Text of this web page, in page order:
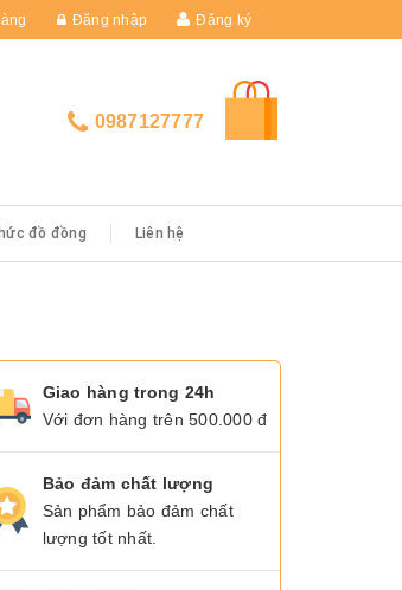
Đăng nhập Đăng ký
0987127777
đồ đồng Liên hệ
Giao hàng trong 24h
Với đơn hàng trên 500.000 đ
Bảo đảm chất lượng
Sản phẩm bảo đảm chất
lượng tốt nhất.